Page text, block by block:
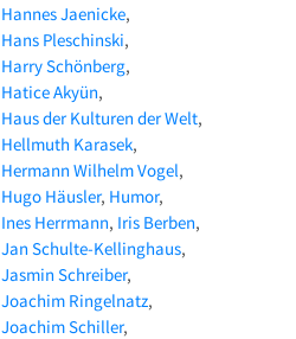
Hannes Jaenicke
Hans Pleschinski
Harry Schönberg
Hatice Akyün
Haus der Kulturen der Welt
Hellmuth Karasek
Hermann Wilhelm Vogel
Hugo Häusler Humor
Ines Herrmann Iris Berben
Jan Schulte-Kellinghaus
Jasmin Schreiber
Joachim Ringelnatz
Joachim Schiller